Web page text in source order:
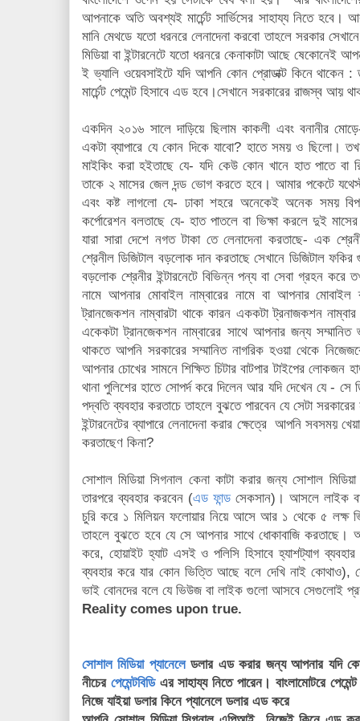
আপনাকে অতি অবশ্যই মার্চেন্ট সার্ভিসের সাহায্য নিতে
মানি মেথডে যতো ধরনরে লেনাদেনা করবো তাহলে সরকার
মিডিয়া বা ইন্টারনেটে যতো ধরনরে কেনাকাটা আছে ষেকোনেই
ই ভ্যালি ওয়েবসাইটে যদি আপনি কোন প্রোডাক্ট কিনে থাকেন :
মার্চেন্ট পেমেন্ট হিসাবে এড হবে।সেখানে সরকারের রাজস্ব আয়
একদিন ২০১৬ সালে দাড়িয়ে ছিলাম কাকলী এবং বনানীর
একটা ব্যাপারে যে কোন দিকে যাবো? হাতে সময় ও ছিলো। তখন
মাইকিং করা হইতাছে যে- যদি কেউ কোন খানে হাত পাতে বা
তাকে ২ মাসের জেল দন্ড ভোগ করতে হবে। আমার পকেটে যথেস্ট
এবং কষ্ট লাগলো যে- ঢাকা শহরে অনেকেই অনেক সময়
কর্পোরেশন বলতাছে যে- হাত পাতলে বা ভিক্ষা করলে দুই
যারা সারা দেশে নগত টাকা তে লেনাদেনা করতাছে- এক
শ্রেনীল ডিজিটাল বড়লোক দান করতাছে সেখানে ডিজিটাল
বড়লোক শ্রেনীর ইন্টারনেটে বিভিন্ন পন্য বা সেবা গ্রহন করে
নামে আপনার মোবাইল নাম্বারের নামে বা আপনার
ট্রানজেকশন নাম্বারটা থাকে কারন এককটা ট্রনাজকশন
একেকটা ট্রানজেকশন নাম্বারের সাথে আপনার জন্য
থাকতে আপনি সরকারের সম্মানিত নাগরিক হওয়া থেকে
আপনার চোখের সামনে শিক্ষিত চিটার বাটপার টাইপের লোকজন
থানা পুলিশের হাতে সোপর্দ করে দিলেন আর যদি দেখেন যে - সে
পদ্বতি ব্যবহার করতাচে তাহলে বুঝতে পারবেন যে সেটা
ইন্টারনেটের ব্যাপারে লেনাদেনা করার ক্ষেত্রে আপনি সবসময়
করতাছেণ কিনা?
সোশাল মিডিয়া সিগনাল কেনা কাটা করার জন্য সোশাল
তারপরে ব্যবহার করবেন (এড ফান্ড সেকসান)। আসলে লাইক
চুরি করে ১ মিলিয়ন ফলোয়ার নিয়ে আসে আর ১ থেকে ৫ লক্ষ
তাহলে বুঝতে হবে যে সে আপনার সাথে ধোকাবাজি
করে, হোয়াইট হ্যাট এসই ও পলিসি হিসাবে হ্যাশট্যাগ
ব্যবহার করে যার কোন ভিত্তি আছে বলে দেখি নাই কোথাও),
ভাই বোনদের বলে যে ভিউজ বা লাইক গুলো আসবে সেগুলোই
Reality comes upon true.
সোশাল মিডিয়া প্যানেলেডলার এড করার জন্য আপনার যদি
নীচের পেমেন্টবিডিএর সাহায্য নিতে পারেন। বাংলামোটরে
নিজে যাইয়া ডলার কিনে প্যানেলে ডলার এড করে